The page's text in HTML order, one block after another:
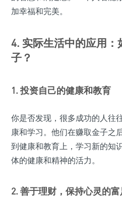
加幸福和完美。
4. 实际生活中的应用：
子？
1. 投资自己的健康和教育
你是否发现，很多成功的人往
康和学习。他们在赚取金子之
到健康和教育上，学习新的知
体的健康和精神的活力。
2. 善于理财，保持心灵的富